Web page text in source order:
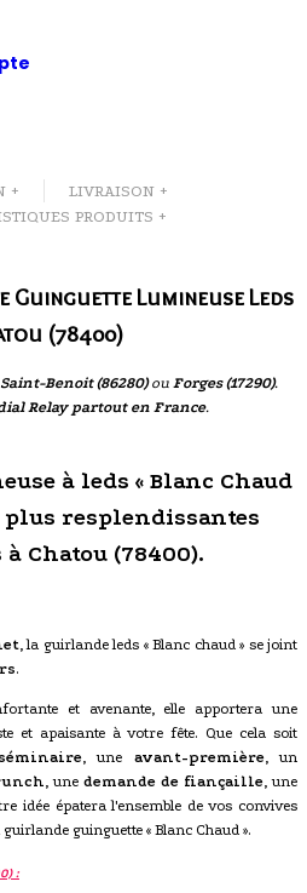
+
LIVRAISON +
PRODUITS +
Lumineuse Leds
(78400)
Saint-Benoit (86280)ou Forges (17290).
Relay partout en France.
à leds « Blanc Chaud
plus resplendissantes
Chatou (78400).
, la guirlande leds « Blanc chaud » se joint
.
et avenante, elle apportera une
et apaisante à votre fête. Que cela soit
séminaire , une avant-première, un
, une demande de fiançaille , une
idée épatera l'ensemble de vos convives
guinguette « Blanc Chaud ».
: